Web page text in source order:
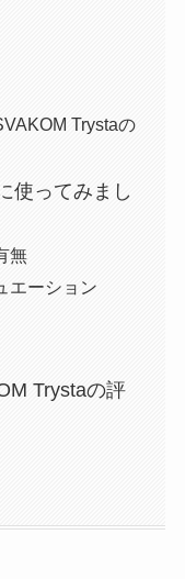
Trystaの
使ってみまし
無
エーション
Trystaの評